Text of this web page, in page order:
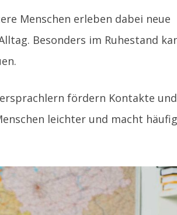
Menschen erleben dabei neue
Besonders im Ruhestand
fördern Kontakte und
leichter und macht häufig